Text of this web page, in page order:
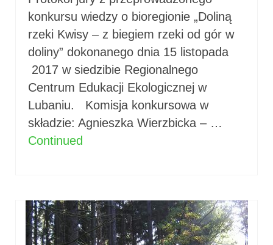
konkursu wiedzy o bioregionie „Doliną
rzeki Kwisy – z biegiem rzeki od gór w
doliny” dokonanego dnia 15 listopada
2017 w siedzibie Regionalnego
Centrum Edukacji Ekologicznej w
Lubaniu. Komisja konkursowa w
składzie: Agnieszka Wierzbicka – …
Continued